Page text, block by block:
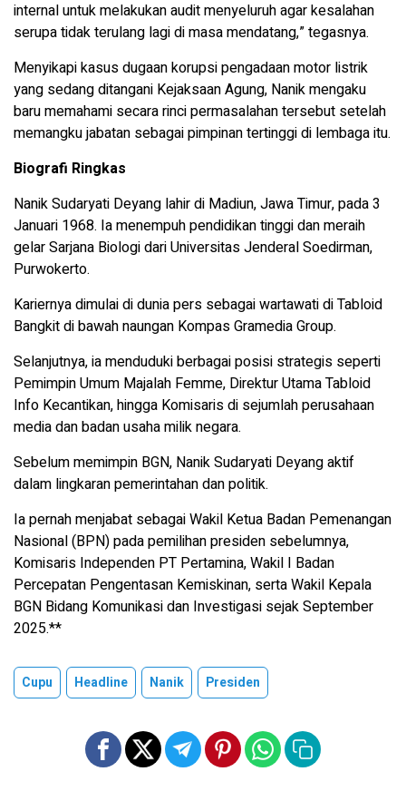
internal untuk melakukan audit menyeluruh agar kesalahan
serupa tidak terulang lagi di masa mendatang,” tegasnya.
Menyikapi kasus dugaan korupsi pengadaan motor listrik
yang sedang ditangani Kejaksaan Agung, Nanik mengaku
baru memahami secara rinci permasalahan tersebut setelah
memangku jabatan sebagai pimpinan tertinggi di lembaga itu.
Biografi Ringkas
Nanik Sudaryati Deyang lahir di Madiun, Jawa Timur, pada 3
Januari 1968. Ia menempuh pendidikan tinggi dan meraih
gelar Sarjana Biologi dari Universitas Jenderal Soedirman,
Purwokerto.
Kariernya dimulai di dunia pers sebagai wartawati di Tabloid
Bangkit di bawah naungan Kompas Gramedia Group.
Selanjutnya, ia menduduki berbagai posisi strategis seperti
Pemimpin Umum Majalah Femme, Direktur Utama Tabloid
Info Kecantikan, hingga Komisaris di sejumlah perusahaan
media dan badan usaha milik negara.
Sebelum memimpin BGN, Nanik Sudaryati Deyang aktif
dalam lingkaran pemerintahan dan politik.
Ia pernah menjabat sebagai Wakil Ketua Badan Pemenangan
Nasional (BPN) pada pemilihan presiden sebelumnya,
Komisaris Independen PT Pertamina, Wakil I Badan
Percepatan Pengentasan Kemiskinan, serta Wakil Kepala
BGN Bidang Komunikasi dan Investigasi sejak September
2025.**
Cupu Headline Nanik Presiden